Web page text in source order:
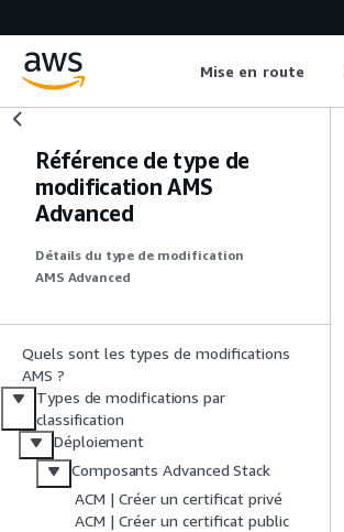
Mise en route
Référence de type de
modification AMS
Advanced
Détails du type de modification
AMS Advanced
Quels sont les types de modifications
AMS ?
Types de modifications par
classification
Déploiement
Composants Advanced Stack
ACM | Créer un certificat privé
ACM | Créer un certificat public